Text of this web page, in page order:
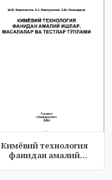
Кимёвий технология
фанидан амалий